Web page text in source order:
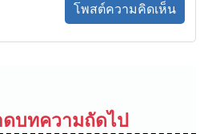
โพสต์ความคิดเห็น
บทความถัดไป